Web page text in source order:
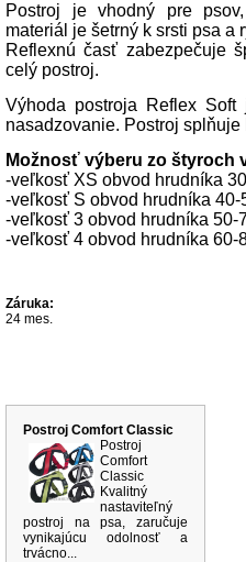
Postroj je vhodný pre
materiál je šetrný k srsti psa a
Reflexnú časť zabezpečuje
celý postroj.
Výhoda postroja Reflex
nasadzovanie. Postroj
Možnosť výberu zo štyroch
-veľkosť XS obvod hrudníka
-veľkosť S obvod hrudníka 40-
-veľkosť 3 obvod hrudníka 50-
-veľkosť 4 obvod hrudníka 60-
Záruka:
24 mes.
Postroj Comfort Classic
Postroj
Comfort
Classic
Kvalitný
nastaviteľný
postroj na psa, zaručuje
vynikajúcu odolnosť a
trvácno...